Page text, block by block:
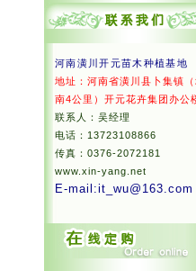
河南潢川开元苗木种植基地
地址：河南省潢川县卜集镇（
南4公里）开元花卉集团办公
联系人：吴经理
电话： 13723108866
传真：0376-2072181
www.xin-yang.net
E-mail:it_wu@163.com